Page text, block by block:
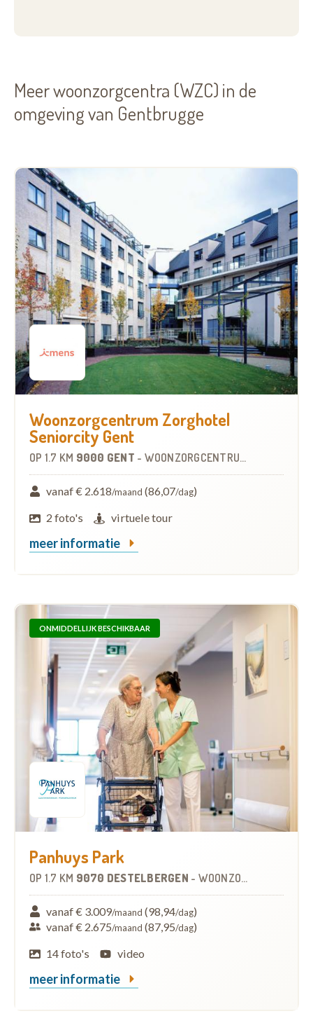
Meer woonzorgcentra (WZC) in de
omgeving van Gentbrugge
Woonzorgcentrum Zorghotel
Seniorcity Gent
OP 1.7 KM 9000 GENT - WOONZORGCENTRUM (WZC)
vanaf € 2.618/maand (86,07/dag)
2 foto's
virtuele tour
meer informatie
ONMIDDELLIJK BESCHIKBAAR
Panhuys Park
OP 1.7 KM 9070 DESTELBERGEN - WOONZORGCENTRUM (WZC)
vanaf € 3.009/maand (98,94/dag)
vanaf € 2.675/maand (87,95/dag)
14 foto's
video
meer informatie